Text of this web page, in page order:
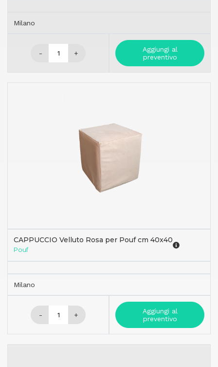
Milano
- +
Aggiungi al
preventivo
CAPPUCCIO Velluto Rosa per Pouf cm 40x40
Pouf
Milano
- +
Aggiungi al
preventivo